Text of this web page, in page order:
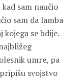
sam naučio
sam da lamba
kojega se bdije.
umre, pa
svojstvo